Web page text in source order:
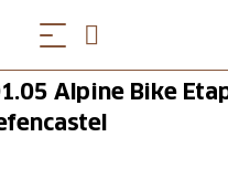
Alpine Bike